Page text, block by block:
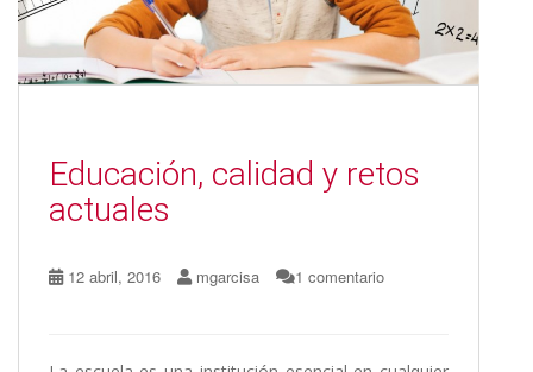
Educación, calidad y retos
actuales
12 abril, 2016 mgarcisa 1 comentario